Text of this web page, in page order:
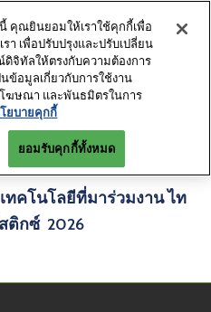
ลงทะเบียนเข้าชมงานล่วงหน้า
ดงสินค้า
คโนโลยีที่มาร่วมงาน ไท
ติกซ์ 2026
คุณยินยอมให้เราใช้คุกกี้เพื่อ
า เพื่อปรับปรุงและปรับเปลี่ยน
จิทัลให้ตรงกับความต้องการ
ข้อมูลเกี่ยวกับการใช้งาน
ฆษณา และพันธมิตรในการ
ยบายคุกกี้
ยอมรับคุกกี้ทั้งหมด